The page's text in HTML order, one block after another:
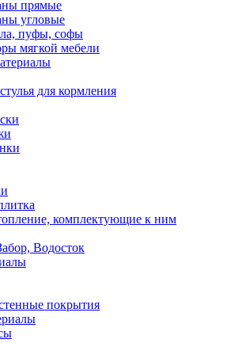
прямые
угловые
пуфы, софы
мягкой мебели
для кормления
комплектующие к ним
Водосток
покрытия